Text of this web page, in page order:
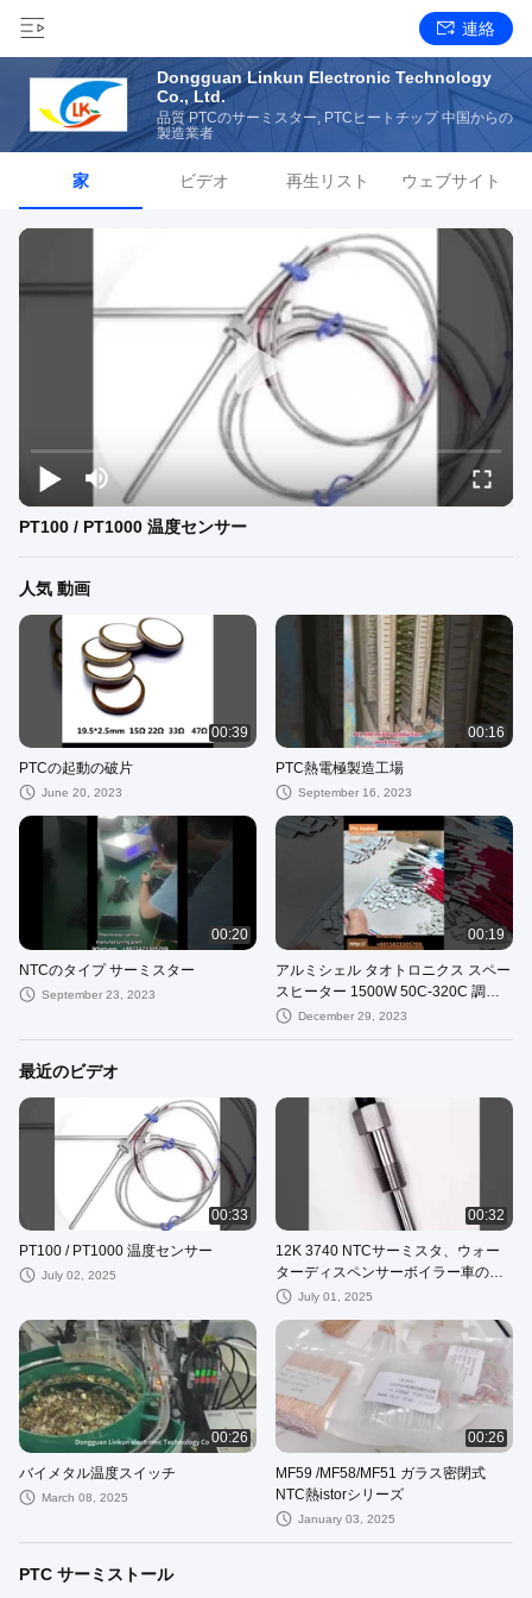
連絡
Dongguan Linkun Electronic Technology
Co., Ltd.
品質 PTCのサーミスター, PTCヒートチップ 中国からの
製造業者
家 ビデオ 再生リスト ウェブサイト
PT100 / PT1000 温度センサー
人気 動画
00:39
PTCの起動の破片
June 20, 2023
00:16
PTC熱電極製造工場
September 16, 2023
00:20
NTCのタイプ サーミスター
September 23, 2023
00:19
アルミシェル タオトロニクス スペー
スヒーター 1500W 50C-320C 調節
可能な温度調節器
December 29, 2023
最近のビデオ
00:33
PT100 / PT1000 温度センサー
July 02, 2025
00:32
12K 3740 NTCサーミスタ、ウォー
ターディスペンサーボイラー車の水
温調整用
July 01, 2025
00:26
バイメタル温度スイッチ
March 08, 2025
00:26
MF59 /MF58/MF51 ガラス密閉式
NTC熱istorシリーズ
January 03, 2025
PTC サーミストール